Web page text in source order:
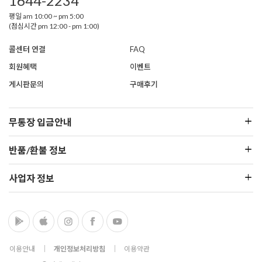
평일 am 10:00 ~ pm 5:00
(점심시간 pm 12:00 - pm 1:00)
콜센터 연결
FAQ
회원혜택
이벤트
게시판문의
구매후기
무통장 입금안내
반품/환불 정보
사업자 정보
이용안내 개인정보처리방침
이용약관